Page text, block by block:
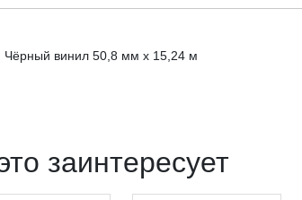
Чёрный винил 50,8 мм x 15,24 м
заинтересует